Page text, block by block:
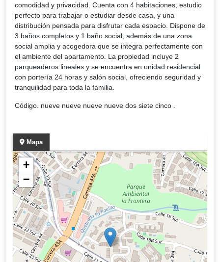
comodidad y privacidad. Cuenta con 4 habitaciones, estudio
perfecto para trabajar o estudiar desde casa, y una
distribución pensada para disfrutar cada espacio. Dispone de
3 baños completos y 1 baño social, además de una zona
social amplia y acogedora que se integra perfectamente con
el ambiente del apartamento. La propiedad incluye 2
parqueaderos lineales y se encuentra en unidad residencial
con portería 24 horas y salón social, ofreciendo seguridad y
tranquilidad para toda la familia.
Código. nueve nueve nueve nueve dos siete cinco .
Mapa
+
−